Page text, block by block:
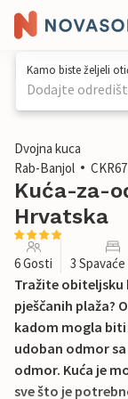
Kamo biste željeli
Dodajte
1 / 39
Dvojna kuca
Rab-Banjol
Kuća-za-
Hrvatska
6 Gosti 3
Tražite obiteljsku
pješčanih plaža?
kadom mogla biti
udoban odmor
odmor. Kuća je
sve što je